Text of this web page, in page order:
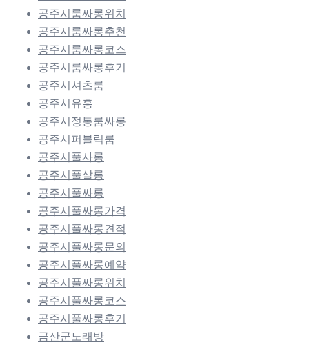
공주시룸싸롱위치
공주시룸싸롱추천
공주시룸싸롱코스
공주시룸싸롱후기
공주시셔츠룸
공주시유흥
공주시정통룸싸롱
공주시퍼블릭룸
공주시풀사롱
공주시풀살롱
공주시풀싸롱
공주시풀싸롱가격
공주시풀싸롱견적
공주시풀싸롱문의
공주시풀싸롱예약
공주시풀싸롱위치
공주시풀싸롱코스
공주시풀싸롱후기
금산군노래방